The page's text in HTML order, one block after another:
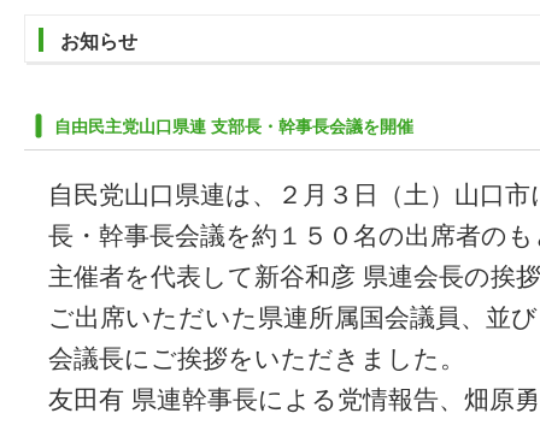
お知らせ
自由民主党山口県連 支部長・幹事長会議を開催
自民党山口県連は、２月３日（土）山口
長・幹事長会議を約１５０名の出席者の
主催者を代表して新谷和彦 県連会長の挨
ご出席いただいた県連所属国会議員、並
会議長にご挨拶をいただきました。
友田有 県連幹事長による党情報告、畑原